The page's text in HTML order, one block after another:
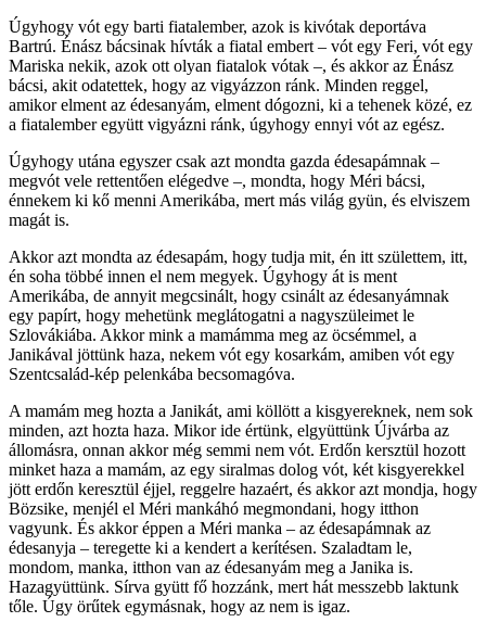
Úgyhogy vót egy barti fiatalember, azok is kivótak deportáva
Bartrú. Énász bácsinak hívták a fiatal embert – vót egy Feri, vót egy
Mariska nekik, azok ott olyan fiatalok vótak –, és akkor az Énász
bácsi, akit odatettek, hogy az vigyázzon ránk. Minden reggel,
amikor elment az édesanyám, elment dógozni, ki a tehenek közé, ez
a fiatalember együtt vigyázni ránk, úgyhogy ennyi vót az egész.
Úgyhogy utána egyszer csak azt mondta gazda édesapámnak –
megvót vele rettentően elégedve –, mondta, hogy Méri bácsi,
énnekem ki kő menni Amerikába, mert más világ gyün, és elviszem
magát is.
Akkor azt mondta az édesapám, hogy tudja mit, én itt születtem, itt,
én soha többé innen el nem megyek. Úgyhogy át is ment
Amerikába, de annyit megcsinált, hogy csinált az édesanyámnak
egy papírt, hogy mehetünk meglátogatni a nagyszüleimet le
Szlovákiába. Akkor mink a mamámma meg az öcsémmel, a
Janikával jöttünk haza, nekem vót egy kosarkám, amiben vót egy
Szentcsalád-kép pelenkába becsomagóva.
A mamám meg hozta a Janikát, ami köllött a kisgyereknek, nem sok
minden, azt hozta haza. Mikor ide értünk, elgyüttünk Újvárba az
állomásra, onnan akkor még semmi nem vót. Erdőn kersztül hozott
minket haza a mamám, az egy siralmas dolog vót, két kisgyerekkel
jött erdőn keresztül éjjel, reggelre hazaért, és akkor azt mondja, hogy
Bözsike, menjél el Méri mankáhó megmondani, hogy itthon
vagyunk. És akkor éppen a Méri manka – az édesapámnak az
édesanyja – teregette ki a kendert a kerítésen. Szaladtam le,
mondom, manka, itthon van az édesanyám meg a Janika is.
Hazagyüttünk. Sírva gyütt fő hozzánk, mert hát messzebb laktunk
tőle. Úgy örűtek egymásnak, hogy az nem is igaz.